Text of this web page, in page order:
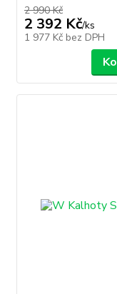
2 990 Kč
2 392 Kč/ks
1 977 Kč bez DPH